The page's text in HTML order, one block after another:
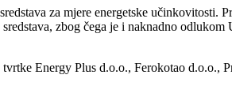
za mjere energetske učinkovitosti.
zbog čega je i naknadno
Energy Plus d.o.o., Ferokotao